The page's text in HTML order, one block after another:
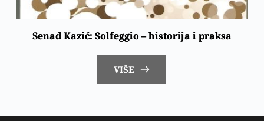
Senad Kazić: Solfeggio – historija i praksa
VIŠE